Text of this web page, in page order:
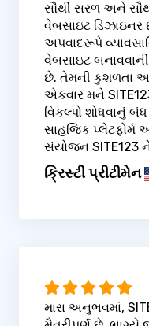
સૌથી સરળ અને
વેબસાઇટ
અપવાદરૂપે
વેબસાઇટ
છે. તેમની કુશળતા
એકવાર મને
વિકલ્પો શોધવાનું
સાહજિક પ્લેટફોર્મ
સંયોજન SITE123
ક્રિસ્ટી પ્રીટીમેન
મારા અનુભવમાં,